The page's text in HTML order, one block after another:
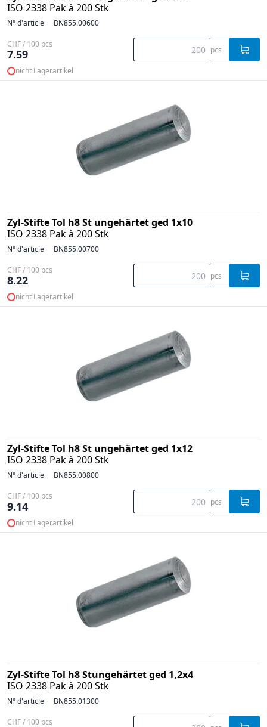
ISO 2338 Pak à 200 Stk
N° d'article BN855.00600
CHF / 100 pcs
7.59 pcs
nicht Lagerartikel
Zyl-Stifte Tol h8 St ungehärtet ged 1x10
ISO 2338 Pak à 200 Stk
N° d'article BN855.00700
CHF / 100 pcs
8.22 pcs
nicht Lagerartikel
Zyl-Stifte Tol h8 St ungehärtet ged 1x12
ISO 2338 Pak à 200 Stk
N° d'article BN855.00800
CHF / 100 pcs
9.14 pcs
nicht Lagerartikel
Zyl-Stifte Tol h8 Stungehärtet ged 1,2x4
ISO 2338 Pak à 200 Stk
N° d'article BN855.01300
CHF / 100 pcs